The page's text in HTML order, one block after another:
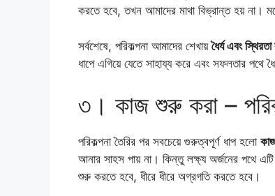
করতে হবে, তখন আমাদের মাথা বিভ্রান্ত হয় না।
সর্বশেষে, পরিকল্পনা আমাদের শেখায়ধৈর্য এবং
ধাপে এগিয়ে যেতে সাহায্য করে এবং সফলতার পথে
৩। কাজ শুরু করা –
পরিকল্পনা তৈরির পর সবচেয়ে গুরুত্বপূর্ণ ধাপ হলো
আনার সাহস পায় না। কিন্তু লক্ষ্য অর্জনের পথে
শুরু করতে হবে, ধীরে ধীরে অগ্রগতি করতে হবে।